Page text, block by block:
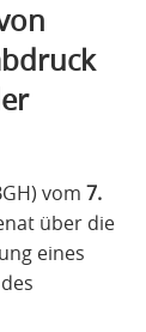
vom 7.
über die
eines